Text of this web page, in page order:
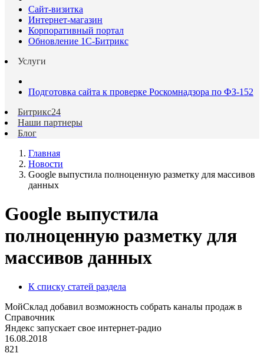
Сайт-визитка
Интернет-магазин
Корпоративный портал
Обновление 1С-Битрикс
Услуги
Подготовка сайта к проверке Роскомнадзора по ФЗ-152
Битрикс24
Наши партнеры
Блог
Главная
Новости
Google выпустила полноценную разметку для массивов
данных
Google выпустила
полноценную разметку для
массивов данных
К списку статей раздела
МойСклад добавил возможность собрать каналы продаж в
Справочник
Яндекс запускает свое интернет-радио
16.08.2018
821